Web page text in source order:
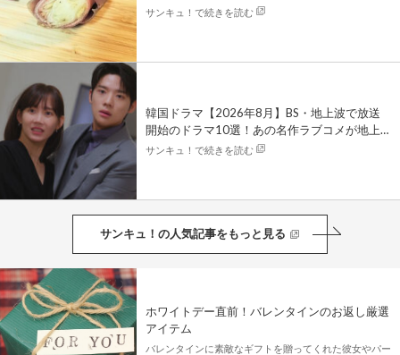
方
サンキュ！で続きを読む
韓国ドラマ【2026年8月】BS・地上波で放送
開始のドラマ10選！あの名作ラブコメが地上
波初放送！
サンキュ！で続きを読む
サンキュ！の人気記事をもっと見る
ホワイトデー直前！バレンタインのお返し厳選
アイテム
バレンタインに素敵なギフトを贈ってくれた彼女やパー